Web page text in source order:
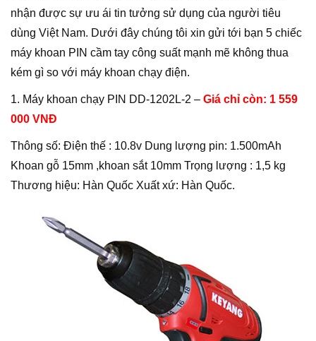
nhận được sự ưu ái tin tưởng sử dụng của người tiêu
dùng Việt Nam. Dưới đây chúng tôi xin gửi tới bạn 5 chiếc
máy khoan PIN cầm tay công suất mạnh mẽ không thua
kém gì so với máy khoan chạy điện.
1. Máy khoan chạy PIN DD-1202L-2 – Giá chỉ còn: 1 559
000 VNĐ
Thông số: Điện thế : 10.8v Dung lượng pin: 1.500mAh
Khoan gỗ 15mm ,khoan sắt 10mm Trọng lượng : 1,5 kg
Thương hiệu: Hàn Quốc Xuất xứ: Hàn Quốc.